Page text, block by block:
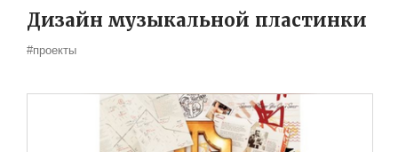
Дизайн музыкальной пластинки
#проекты